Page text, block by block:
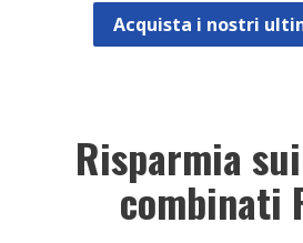
Acquista i nostri
Risparmia
combinati